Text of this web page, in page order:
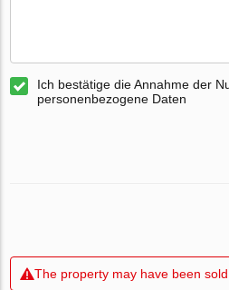
Ich bestätige die Annahme der
personenbezogene Daten
The property may have been